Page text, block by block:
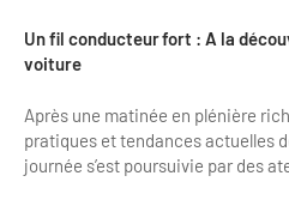
L'organisation des visites
Un fil conducteur fort : A la
voiture
Après une matinée en plénière
pratiques et tendances actuelles
journée s’est poursuivie par des